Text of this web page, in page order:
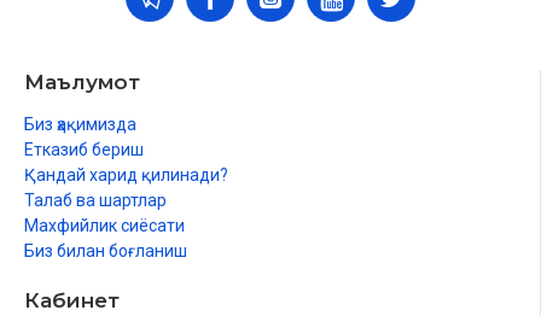
Маълумот
Биз ҳақимизда
Етказиб бериш
Қандай харид қилинади?
Талаб ва шартлар
Махфийлик сиёсати
Биз билан боғланиш
Кабинет